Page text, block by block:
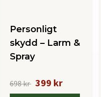
Personligt
skydd – Larm &
Spray
698 kr 399 kr